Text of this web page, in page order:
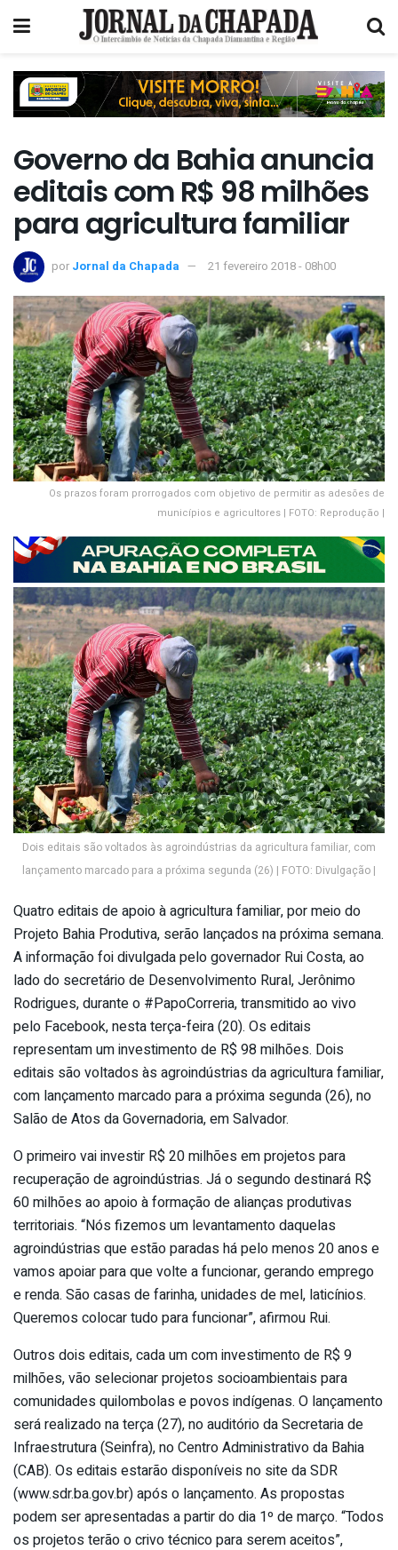
Governo da Bahia anuncia
editais com R$ 98 milhões
para agricultura familiar
por Jornal da Chapada 21 fevereiro 2018 - 08h00
Os prazos foram prorrogados com objetivo de permitir as adesões de
municípios e agricultores | FOTO: Reprodução |
Dois editais são voltados às agroindústrias da agricultura familiar, com
lançamento marcado para a próxima segunda (26) | FOTO: Divulgação |
Quatro editais de apoio à agricultura familiar, por meio do
Projeto Bahia Produtiva, serão lançados na próxima semana.
A informação foi divulgada pelo governador Rui Costa, ao
lado do secretário de Desenvolvimento Rural, Jerônimo
Rodrigues, durante o #PapoCorreria, transmitido ao vivo
pelo Facebook, nesta terça-feira (20). Os editais
representam um investimento de R$ 98 milhões. Dois
editais são voltados às agroindústrias da agricultura familiar,
com lançamento marcado para a próxima segunda (26), no
Salão de Atos da Governadoria, em Salvador.
O primeiro vai investir R$ 20 milhões em projetos para
recuperação de agroindústrias. Já o segundo destinará R$
60 milhões ao apoio à formação de alianças produtivas
territoriais. “Nós fizemos um levantamento daquelas
agroindústrias que estão paradas há pelo menos 20 anos e
vamos apoiar para que volte a funcionar, gerando emprego
e renda. São casas de farinha, unidades de mel, laticínios.
Queremos colocar tudo para funcionar”, afirmou Rui.
Outros dois editais, cada um com investimento de R$ 9
milhões, vão selecionar projetos socioambientais para
comunidades quilombolas e povos indígenas. O lançamento
será realizado na terça (27), no auditório da Secretaria de
Infraestrutura (Seinfra), no Centro Administrativo da Bahia
(CAB). Os editais estarão disponíveis no site da SDR
(www.sdr.ba.gov.br) após o lançamento. As propostas
podem ser apresentadas a partir do dia 1º de março. “Todos
os projetos terão o crivo técnico para serem aceitos”,